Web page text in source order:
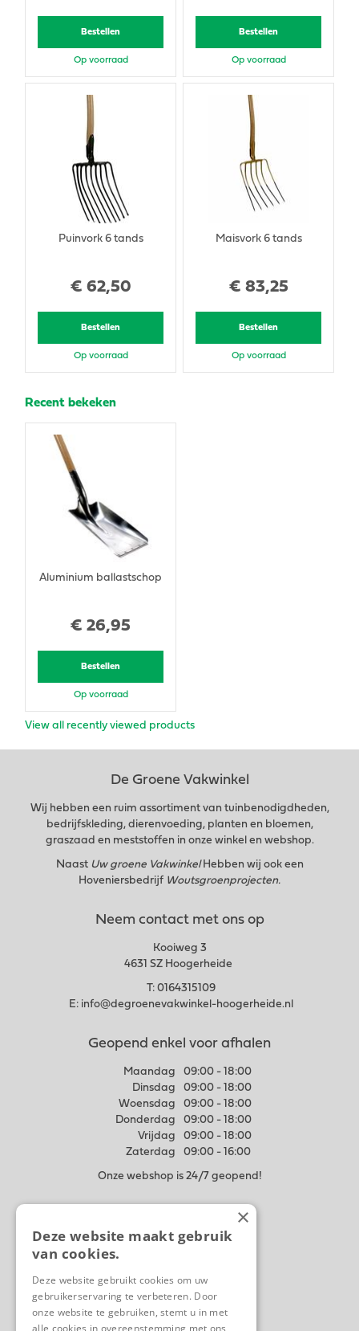
Bestellen
Op voorraad
Bestellen
Op voorraad
€ 62,50
Puinvork 6 tands
Bestellen
Op voorraad
€ 83,25
Maisvork 6 tands
Bestellen
Op voorraad
Recent bekeken
€ 26,95
Aluminium ballastschop
Bestellen
Op voorraad
View all recently viewed products
De Groene Vakwinkel
Wij hebben een ruim assortiment van tuinbenodigdheden,
bedrijfskleding, dierenvoeding, planten en bloemen,
graszaad en meststoffen in onze winkel en webshop.
Naast Uw groene Vakwinkel Hebben wij ook een
Hoveniersbedrijf Woutsgroenprojecten.
Neem contact met ons op
Kooiweg 3
4631 SZ Hoogerheide
T: 0164315109
E: info@degroenevakwinkel-hoogerheide.nl
Geopend enkel voor afhalen
Maandag
09:00 - 18:00
Dinsdag
09:00 - 18:00
Woensdag
09:00 - 18:00
Donderdag
09:00 - 18:00
Vrijdag
09:00 - 18:00
Zaterdag
09:00 - 16:00
Onze webshop is 24/7 geopend!
Algemene voorwaarden
Disclaimer
Contact
Ons tuincentrum
×
Deze website maakt gebruik
van cookies.
Deze website gebruikt cookies om uw
gebruikerservaring te verbeteren. Door
onze website te gebruiken, stemt u in met
alle cookies in overeenstemming met ons